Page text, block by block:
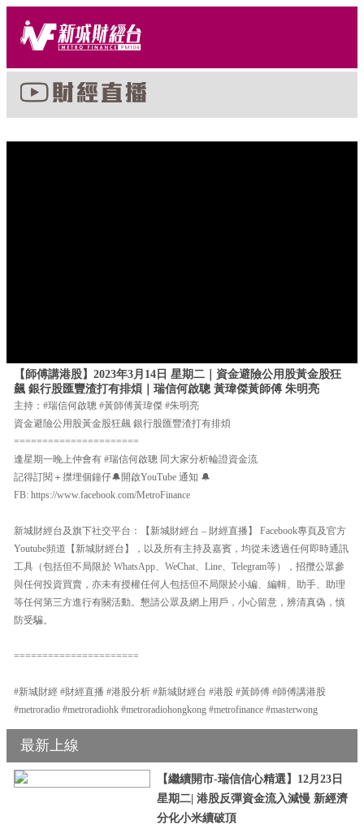
【師傅講港股】2023年3月14日 星期二｜資金避險公用股黃金股狂
飆 銀行股匯豐渣打有排煩｜瑞信何啟聰 黃瑋傑黃師傅 朱明亮
主持：#瑞信何啟聰 #黃師傅黃瑋傑 #朱明亮
資金避險公用股黃金股狂飆 銀行股匯豐渣打有排煩
======================
逢星期一晚上仲會有 #瑞信何啟聰 同大家分析輪證資金流
記得訂閱＋㩒埋個鐘仔🔔開啟YouTube 通知 🔔
FB: https://www.facebook.com/MetroFinance
新城財經台及旗下社交平台：【新城財經台 – 財經直播】 Facebook專頁及官方
Youtube頻道【新城財經台】，以及所有主持及嘉賓，均從未透過任何即時通訊
工具（包括但不局限於 WhatsApp、WeChat、Line、Telegram等），招攬公眾參
與任何投資買賣，亦未有授權任何人包括但不局限於小編、編輯、助手、助理
等任何第三方進行有關活動。懇請公眾及網上用戶，小心留意，辨清真偽，慎
防受騙。
======================
#新城財經 #財經直播 #港股分析 #新城財經台 #港股 #黃師傅 #師傅講港股
#metroradio #metroradiohk #metroradiohongkong #metrofinance #masterwong
最新上線
【繼續開市-瑞信信心精選】12月23日
星期二| 港股反彈資金流入減慢 新經濟
分化小米續破頂